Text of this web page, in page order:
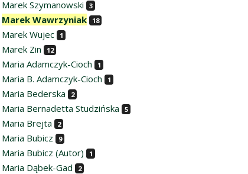
Marek Szymanowski 3
Marek Wawrzyniak 18
Marek Wujec 1
Marek Zin 12
Maria Adamczyk-Cioch 1
Maria B. Adamczyk-Cioch 1
Maria Bederska 2
Maria Bernadetta Studzińska 5
Maria Brejta 2
Maria Bubicz 9
Maria Bubicz (Autor) 1
Maria Dąbek-Gad 2